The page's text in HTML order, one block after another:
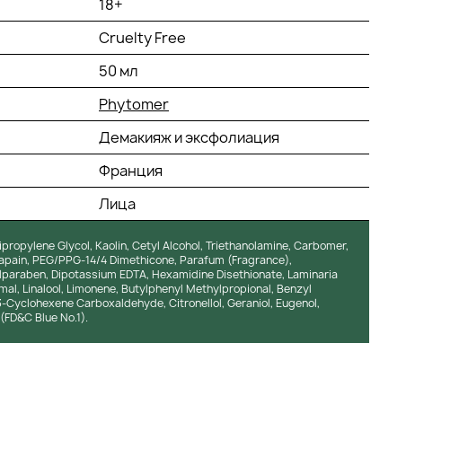
18+
Cruelty Free
50 мл
Phytomer
Демакияж и эксфолиация
Франция
Лица
Glycol, Kaolin, Cetyl Alcohol, Triethanolamine, Carbomer,
PEG/PPG-14/4 Dimethicone, Parafum (Fragrance),
Dipotassium EDTA, Hexamidine Disethionate, Laminaria
Linalool, Limonene, Butylphenyl Methylpropional, Benzyl
Carboxaldehyde, Citronellol, Geraniol, Eugenol,
Blue No.1).